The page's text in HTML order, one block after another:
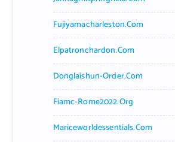
Fujiyamacharleston.com
Elpatronchardon.com
Donglaishun-Order.com
Fiamc-Rome2022.org
Mariceworldessentials.com